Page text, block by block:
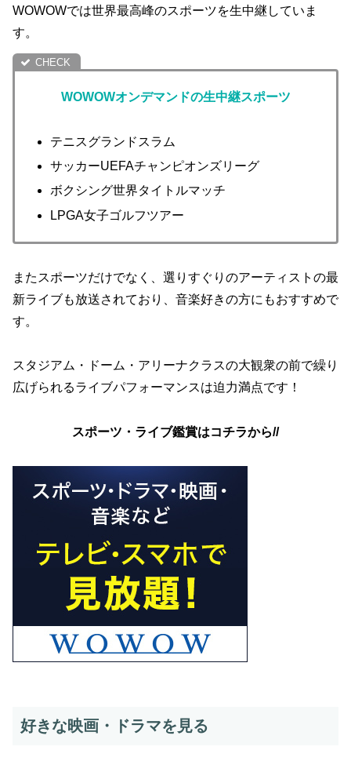
WOWOWでは世界最高峰のスポーツを生中継していま
す。
WOWOWオンデマンドの生中継スポーツ
テニスグランドスラム
サッカーUEFAチャンピオンズリーグ
ボクシング世界タイトルマッチ
LPGA女子ゴルフツアー
またスポーツだけでなく、選りすぐりのアーティストの最
新ライブも放送されており、音楽好きの方にもおすすめで
す。
スタジアム・ドーム・アリーナクラスの大観衆の前で繰り
広げられるライブパフォーマンスは迫力満点です！
スポーツ・ライブ鑑賞はコチラから//
好きな映画・ドラマを見る